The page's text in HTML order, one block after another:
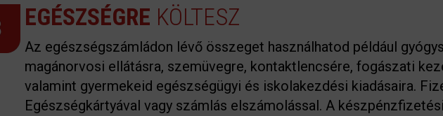
EGÉSZSÉGRE KÖLTESZ
Az egészségszámládon lévő összeget használhatod például
magánorvosi ellátásra, szemüvegre, kontaktlencsére, fogászati
valamint gyermekeid egészségügyi és iskolakezdési kiadásaira.
Egészségkártyával vagy számlás elszámolással. A